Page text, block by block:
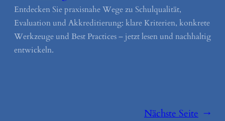
Entdecken Sie praxisnahe Wege zu Schulqualität,
Evaluation und Akkreditierung: klare Kriterien, konkrete
Werkzeuge und Best Practices – jetzt lesen und nachhaltig
entwickeln.
Nächste Seite →